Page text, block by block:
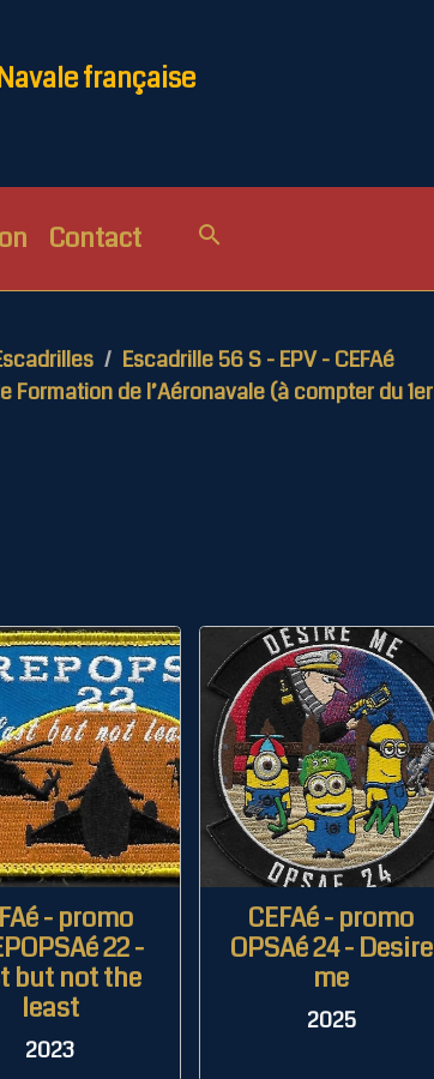
française
Contact
Escadrille 56 S - EPV - CEFAé
Formation de l’Aéronavale (à compter du 1er
- promo
22 -
but not the
least
2023
CEFAé - promo
OPSAé 24 - Desire
me
2025